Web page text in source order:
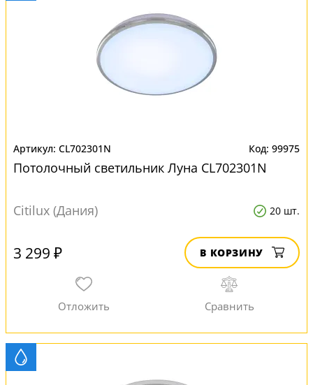
CL702301N 99975
Потолочный светильник Луна CL702301N
Citilux (Дания) 20 шт.
3 299 ₽ В КОРЗИНУ